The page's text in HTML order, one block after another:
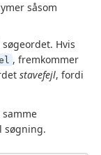
såsom
Hvis
, fremkommer
stavefejl, fordi
søgning.